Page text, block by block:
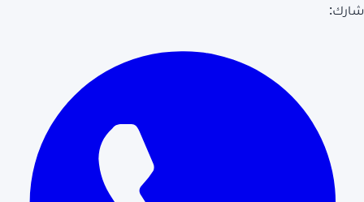
شارك: